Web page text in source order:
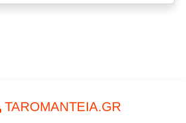
TAROMANTEIA.GR